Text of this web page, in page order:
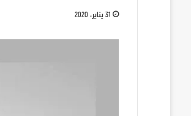
31 يناير، 2020